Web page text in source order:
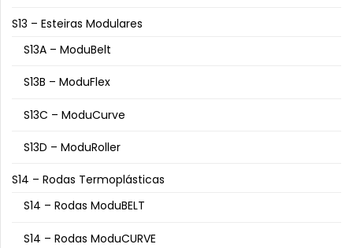
S13 – Esteiras Modulares
S13A – ModuBelt
S13B – ModuFlex
S13C – ModuCurve
S13D – ModuRoller
S14 – Rodas Termoplásticas
S14 – Rodas ModuBELT
S14 – Rodas ModuCURVE